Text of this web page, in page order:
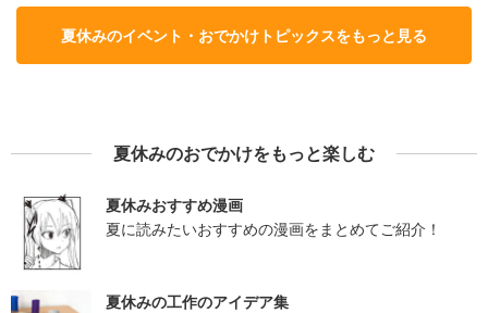
夏休みのイベント・おでかけトピックスをもっと見る
夏休みのおでかけをもっと楽しむ
夏休みおすすめ漫画
夏に読みたいおすすめの漫画をまとめてご紹介！
夏休みの工作のアイデア集